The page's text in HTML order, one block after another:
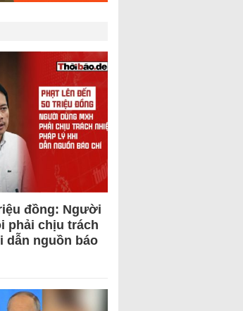
đồng: Người
phải chịu trách
dẫn nguồn báo